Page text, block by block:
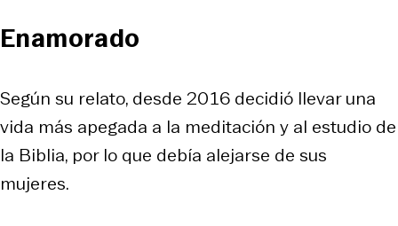
Enamorado
Según su relato, desde 2016 decidió llevar una
vida más apegada a la meditación y al estudio de
la Biblia, por lo que debía alejarse de sus
mujeres.